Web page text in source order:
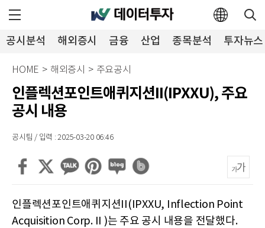
공시분석 해외증시 금융 산업 종목분석 투자뉴스
HOME > 해외증시 > 주요공시
인플렉션포인트애퀴지션II(IPXXU), 주요
공시 내용
공시팀 / 입력 : 2025-03-20 06:46
인플렉션포인트애퀴지션II(IPXXU, Inflection Point
Acquisition Corp. II )는 주요 공시 내용을 전달했다.